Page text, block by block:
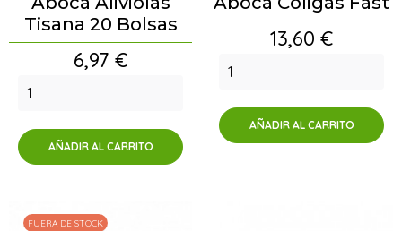
Tisana 20 Bolsas
Precio
6,97 €
AÑADIR AL CARRITO
Precio
13,60 €
AÑADIR AL CARRITO
FUERA DE STOCK